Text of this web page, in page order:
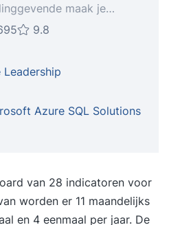
maak je
je mensen aankunnen en
kunt richten. In de
door medewerkers
werklast, met alle
leer je hoe je van een
een high performing
het creëren van focus,
en hoe je een
op topniveau
9.8
Azure SQL Solutions
van 28 indicatoren voor
worden er 11 maandelijks
en 4 eenmaal per jaar. De